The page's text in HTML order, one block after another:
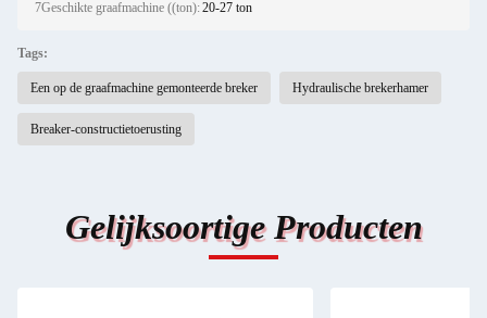
7Geschikte graafmachine ((ton):20-27 ton
Tags:
Een op de graafmachine gemonteerde breker Hydraulische brekerhamer
Breaker-constructietoerusting
Gelijksoortige Producten